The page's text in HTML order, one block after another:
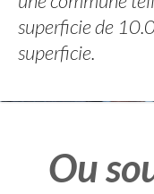
superficie de
superficie.
Ou